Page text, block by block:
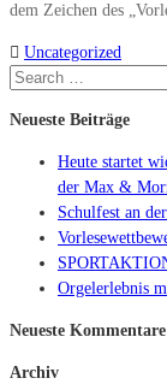
dem Zeichen des
Uncategorized
Search
Neueste Beiträge
Heute startet
der Max &
Schulfest an
Orgelerlebnis
Neueste Kommentare
Archiv